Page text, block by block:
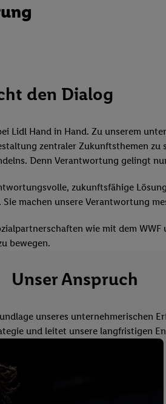
den Dialog
Hand in Hand. Zu unserem
zentraler Zukunftsthemen
Denn Verantwortung gelingt
zukunftsfähige
Sie machen unsere Verantwortung
wie mit dem WWF
bewegen.
Unser Anspruch
unseres unternehmerischen
und leitet unsere langfristigen